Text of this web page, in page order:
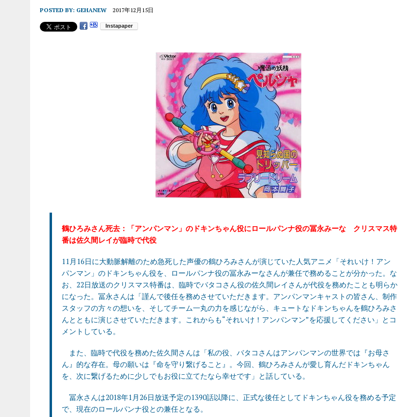
POSTED BY: GEHANEW 2017年12月15日
鶴ひろみさん死去：「アンパンマン」のドキンちゃん役にロールパンナ役の冨永みーな クリスマス特
番は佐久間レイが臨時で代役
11月16日に大動脈解離のため急死した声優の鶴ひろみさんが演じていた人気アニメ「それいけ！アン
パンマン」のドキンちゃん役を、ロールパンナ役の冨永みーなさんが兼任で務めることが分かった。な
お、22日放送のクリスマス特番は、臨時でバタコさん役の佐久間レイさんが代役を務めたことも明らか
になった。冨永さんは「謹んで後任を務めさせていただきます。アンパンマンキャストの皆さん、制作
スタッフの方々の想いを、そしてチーム一丸の力を感じながら、キュートなドキンちゃんを鶴ひろみさ
んとともに演じさせていただきます。これからも“それいけ！アンパンマン”を応援してください」とコ
メントしている。
また、臨時で代役を務めた佐久間さんは「私の役、バタコさんはアンパンマンの世界では『お母さ
ん』的な存在。母の願いは『命を守り繋げること』。今回、鶴ひろみさんが愛し育んだドキンちゃん
を、次に繋げるために少しでもお役に立てたなら幸せです」と話している。
冨永さんは2018年1月26日放送予定の1390話以降に、正式な後任としてドキンちゃん役を務める予定
で、現在のロールパンナ役との兼任となる。